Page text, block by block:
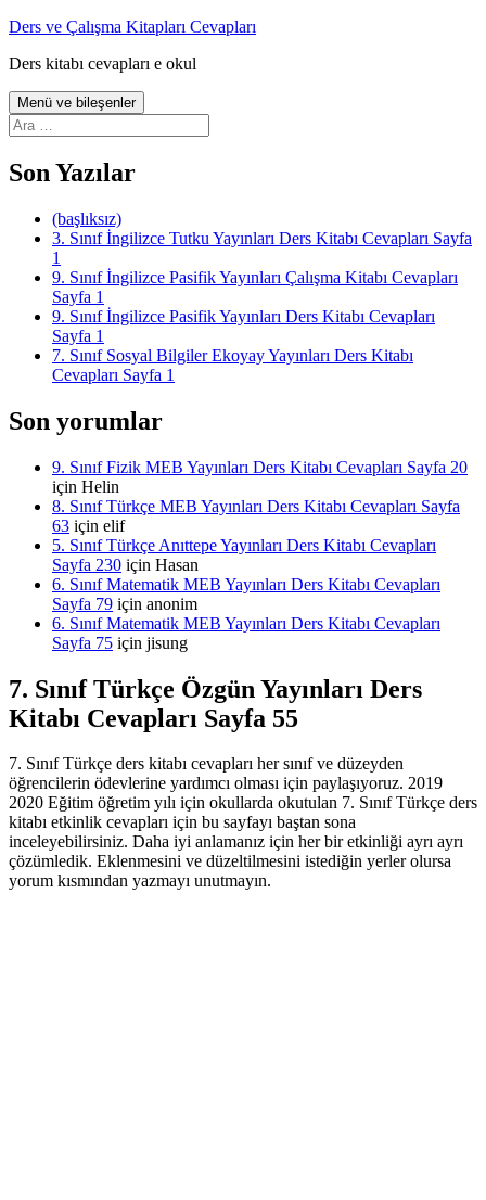
İçeriğe
Ders ve Çalışma Kitapları Cevapları
Ders kitabı cevapları e okul
Menü ve bileşenler
Arama:
Son Yazılar
(başlıksız)
3. Sınıf İngilizce Tutku Yayınları Ders Kitabı Cevapları Sayfa
1
9. Sınıf İngilizce Pasifik Yayınları Çalışma Kitabı Cevapları
Sayfa 1
9. Sınıf İngilizce Pasifik Yayınları Ders Kitabı Cevapları
Sayfa 1
7. Sınıf Sosyal Bilgiler Ekoyay Yayınları Ders Kitabı
Cevapları Sayfa 1
Son yorumlar
9. Sınıf Fizik MEB Yayınları Ders Kitabı Cevapları Sayfa 20
için Helin
8. Sınıf Türkçe MEB Yayınları Ders Kitabı Cevapları Sayfa
63 için elif
5. Sınıf Türkçe Anıttepe Yayınları Ders Kitabı Cevapları
Sayfa 230 için Hasan
6. Sınıf Matematik MEB Yayınları Ders Kitabı Cevapları
Sayfa 79 için anonim
6. Sınıf Matematik MEB Yayınları Ders Kitabı Cevapları
Sayfa 75 için jisung
7. Sınıf Türkçe Özgün Yayınları Ders
Kitabı Cevapları Sayfa 55
7. Sınıf Türkçe ders kitabı cevapları her sınıf ve düzeyden
öğrencilerin ödevlerine yardımcı olması için paylaşıyoruz. 2019
2020 Eğitim öğretim yılı için okullarda okutulan 7. Sınıf Türkçe ders
kitabı etkinlik cevapları için bu sayfayı baştan sona
inceleyebilirsiniz. Daha iyi anlamanız için her bir etkinliği ayrı ayrı
çözümledik. Eklenmesini ve düzeltilmesini istediğin yerler olursa
yorum kısmından yazmayı unutmayın.